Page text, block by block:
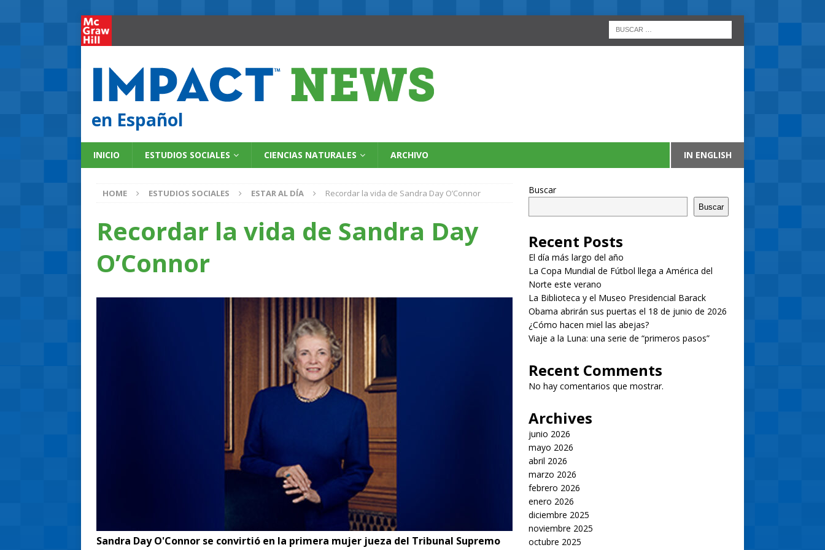
en Español
INICIO ESTUDIOS SOCIALES CIENCIAS NATURALES ARCHIVO IN ENGLISH
HOME ESTUDIOS SOCIALES ESTAR AL DÍA Recordar la vida de Sandra Day O’Connor
Recordar la vida de Sandra Day
O’Connor
Sandra Day O'Connor se convirtió en la primera mujer jueza del Tribunal Supremo
Buscar
Buscar
Recent Posts
El día más largo del año
La Copa Mundial de Fútbol llega a América del
Norte este verano
La Biblioteca y el Museo Presidencial Barack
Obama abrirán sus puertas el 18 de junio de 2026
¿Cómo hacen miel las abejas?
Viaje a la Luna: una serie de “primeros pasos”
Recent Comments
No hay comentarios que mostrar.
Archives
junio 2026
mayo 2026
abril 2026
marzo 2026
febrero 2026
enero 2026
diciembre 2025
noviembre 2025
octubre 2025